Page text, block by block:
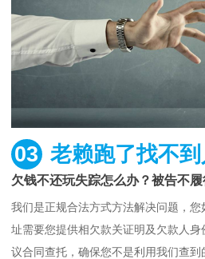
03 老赖跑了找不
欠钱不还玩失踪怎么办？被告不履
我们是正规合法方式方法解决问题，您
址需要您提供相欠款关证明及欠款人
议合同查托，确保您不是利用我们查到